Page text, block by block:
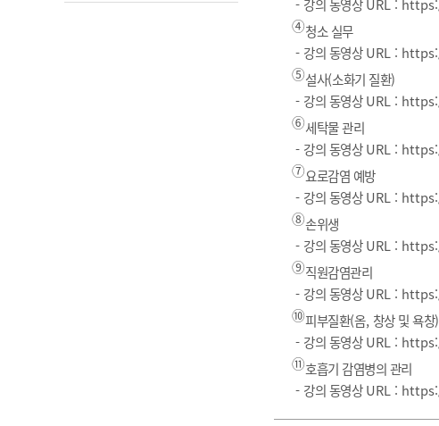
- 강의 동영상URL :
④청소 실무
- 강의 동영상URL :
⑤설사(소화기 질환)
- 강의 동영상URL :
⑥세탁물 관리
- 강의 동영상URL :
⑦요로감염 예방
- 강의 동영상URL :
⑧손위생
- 강의 동영상URL :
⑨직원감염관리
- 강의 동영상URL :
⑩피부질환(옴, 창상 및 욕창)
- 강의 동영상URL :
⑪호흡기 감염병의 관리
- 강의 동영상URL :